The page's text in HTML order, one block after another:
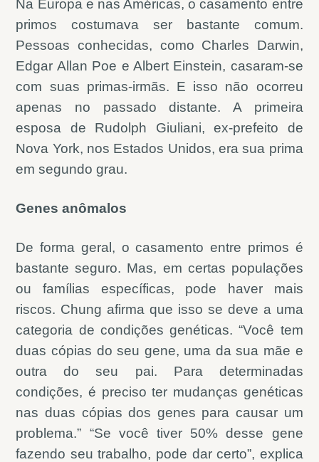
Na Europa e nas Américas, o casamento entre
primos costumava ser bastante comum.
Pessoas conhecidas, como Charles Darwin,
Edgar Allan Poe e Albert Einstein, casaram-se
com suas primas-irmãs. E isso não ocorreu
apenas no passado distante. A primeira
esposa de Rudolph Giuliani, ex-prefeito de
Nova York, nos Estados Unidos, era sua prima
em segundo grau.
Genes anômalos
De forma geral, o casamento entre primos é
bastante seguro. Mas, em certas populações
ou famílias específicas, pode haver mais
riscos. Chung afirma que isso se deve a uma
categoria de condições genéticas. “Você tem
duas cópias do seu gene, uma da sua mãe e
outra do seu pai. Para determinadas
condições, é preciso ter mudanças genéticas
nas duas cópias dos genes para causar um
problema.” “Se você tiver 50% desse gene
fazendo seu trabalho, pode dar certo”, explica